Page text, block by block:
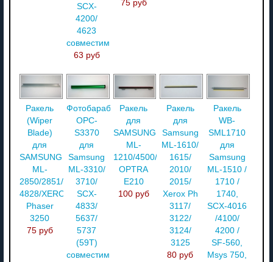
SCX-
4200/
4623
совместимый
63 руб
75 руб
Ракель
(Wiper
Blade)
для
SAMSUNG
ML-
2850/2851/SCX-
4828/XEROX
Phaser
3250
75 руб
Фотобарабан
OPC-
S3370
для
Samsung
ML-3310/
3710/
SCX-
4833/
5637/
5737
(59T)
совместимый
Ракель
для
SAMSUNG
ML-
1210/4500/LEXMARK
OPTRA
E210
100 руб
Ракель
для
Samsung
ML-1610/
1615/
2010/
2015/
Xerox Ph
3117/
3122/
3124/
3125
80 руб
Ракель
WB-
SML1710
для
Samsung
ML-1510 /
1710 /
1740,
SCX-4016
/4100/
4200 /
SF-560,
Msys 750,